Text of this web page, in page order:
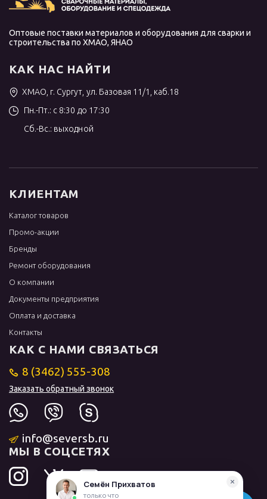
Оптовые поставки материалов и оборудования для сварки и
строительства по ХМАО, ЯНАО
КАК НАС НАЙТИ
ХМАО, г. Сургут, ул. Базовая 11/1, каб.18
Пн.-Пт.: с 8:30 до 17:30
Сб.-Вс.: выходной
КЛИЕНТАМ
Каталог товаров
Промо-акции
Бренды
Ремонт оборудования
О компании
Документы предприятия
Оплата и доставка
Контакты
КАК С НАМИ СВЯЗАТЬСЯ
8 (3462) 555-308
Заказать обратный звонок
info@seversb.ru
МЫ В СОЦСЕТЯХ